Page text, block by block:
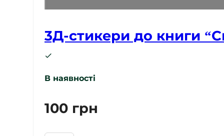
3Д-стикери до книги
В наявності
100 грн